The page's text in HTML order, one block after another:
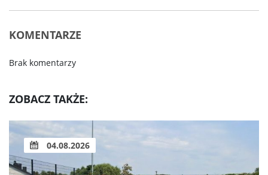
KOMENTARZE
Brak komentarzy
ZOBACZ TAKŻE:
04.08.2026